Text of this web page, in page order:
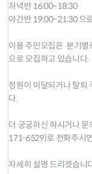
저녁반 16:00~18:30
야간반 19:00~21:30 으
이용 주민모집은 분기별
으로 모집하고 있습니다.
정원이 미달되거나 탈퇴
다.
더 궁궁하신 하시거나
171-6529)로 전화주시면
자세히 설명 드리겟습니